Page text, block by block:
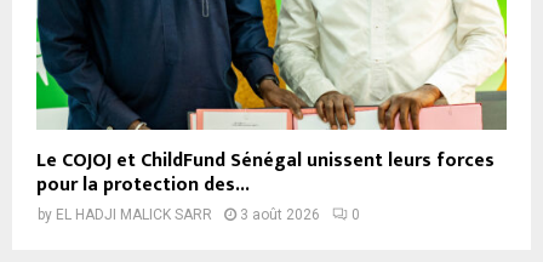
Le COJOJ et ChildFund Sénégal unissent leurs forces
pour la protection des...
by EL HADJI MALICK SARR 3 août 2026 0